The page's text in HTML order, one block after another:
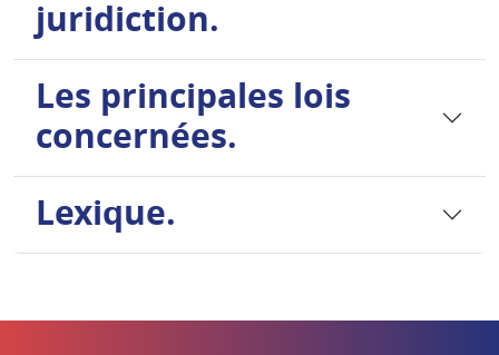
juridiction.
Les principales lois
concernées.
Lexique.